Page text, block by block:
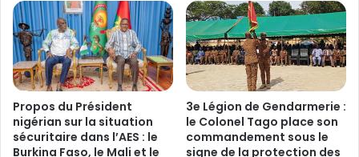
n
t
e
l
é
s
p
a
r
o
i
n
t
e
d
i
t
Propos du Président
nigérian sur la situation
sécuritaire dans l’AES : le
Burkina Faso, le Mali et le
3e Légion de Gendarmerie :
le Colonel Tago place son
commandement sous le
signe de la protection des